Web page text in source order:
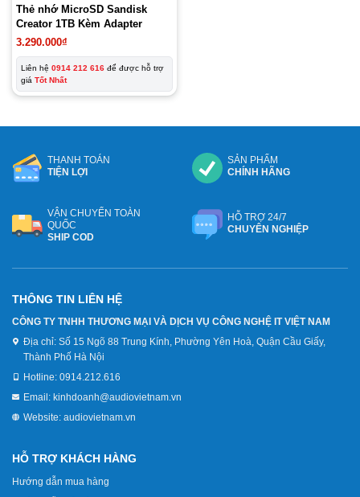
Thẻ nhớ MicroSD Sandisk
Creator 1TB Kèm Adapter
3.290.000₫
Liên hệ 0914 212 616 để được hỗ trợ
giá Tốt Nhất
THANH TOÁN
TIỆN LỢI
SẢN PHẨM
CHÍNH HÃNG
VẬN CHUYỂN TOÀN
QUỐC
SHIP COD
HỖ TRỢ 24/7
CHUYÊN NGHIỆP
THÔNG TIN LIÊN HỆ
CÔNG TY TNHH THƯƠNG MẠI VÀ DỊCH VỤ CÔNG NGHỆ IT VIỆT NAM
Địa chỉ: Số 15 Ngõ 88 Trung Kính, Phường Yên Hoà, Quận Cầu Giấy,
Thành Phố Hà Nội
Hotline: 0914.212.616
Email: kinhdoanh@audiovietnam.vn
Website: audiovietnam.vn
HỖ TRỢ KHÁCH HÀNG
Hướng dẫn mua hàng